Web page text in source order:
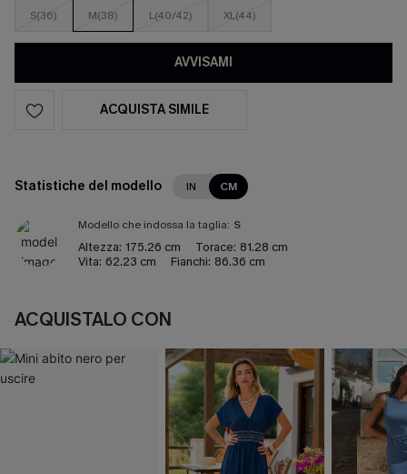
S(36) M(38) L(40/42) XL(44)
AVVISAMI
ACQUISTA SIMILE
Statistiche del modello IN CM
Modello che indossa la taglia: S
Altezza: 175.26 cm Torace: 81.28 cm
Vita: 62.23 cm Fianchi: 86.36 cm
ACQUISTALO CON